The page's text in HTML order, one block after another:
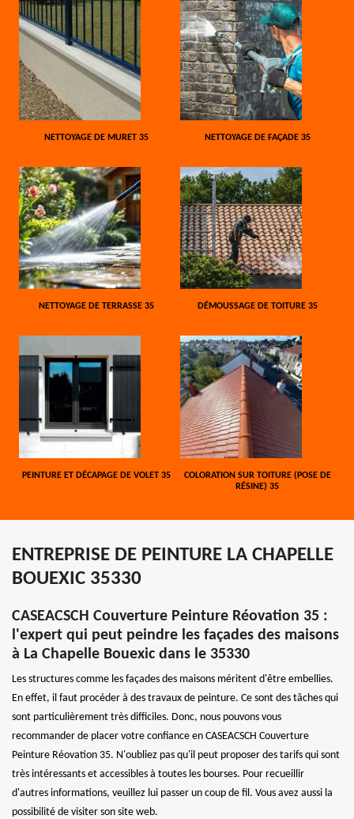
NETTOYAGE DE MURET 35 NETTOYAGE DE FAÇADE 35
NETTOYAGE DE TERRASSE 35 DÉMOUSSAGE DE TOITURE 35
PEINTURE ET DÉCAPAGE DE VOLET 35
COLORATION SUR TOITURE (POSE DE
RÉSINE) 35
ENTREPRISE DE PEINTURE LA CHAPELLE
BOUEXIC 35330
CASEACSCH Couverture Peinture Réovation 35 :
l'expert qui peut peindre les façades des maisons
à La Chapelle Bouexic dans le 35330
Les structures comme les façades des maisons méritent d'être embellies.
En effet, il faut procéder à des travaux de peinture. Ce sont des tâches qui
sont particulièrement très difficiles. Donc, nous pouvons vous
recommander de placer votre confiance en CASEACSCH Couverture
Peinture Réovation 35. N'oubliez pas qu'il peut proposer des tarifs qui sont
très intéressants et accessibles à toutes les bourses. Pour recueillir
d'autres informations, veuillez lui passer un coup de fil. Vous avez aussi la
possibilité de visiter son site web.